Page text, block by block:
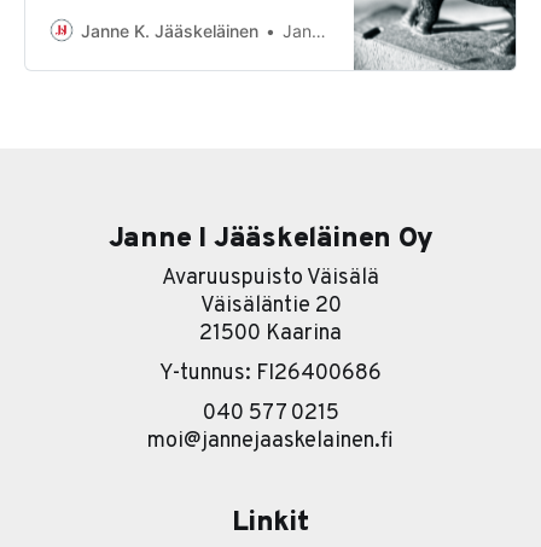
hallituksen jäsen). Kurssin viimeinen
lähitapaamisena, ja puhujina oli
tarvinnut erikseen kauheasti
kriittinen yrityksen
Janne K. Jääskeläinen Janne K. Jääskeläinen
Janne I Jääskeläinen Oy
Avaruuspuisto Väisälä
Väisäläntie 20
21500 Kaarina
Y-tunnus: FI26400686
040 577 0215
moi@jannejaaskelainen.fi
Linkit